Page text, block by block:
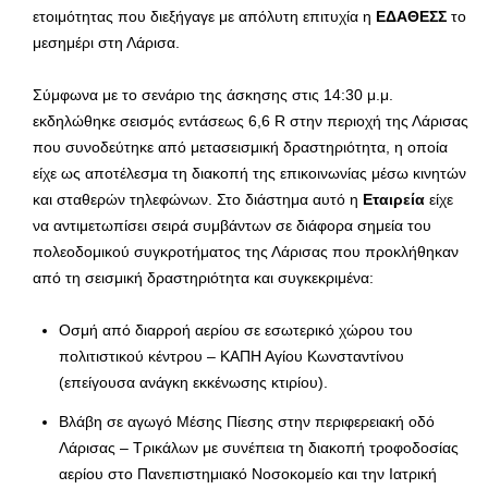
ετοιμότητας που διεξήγαγε με απόλυτη επιτυχία η ΕΔΑΘΕΣΣ το
μεσημέρι στη Λάρισα.
Σύμφωνα με το σενάριο της άσκησης στις 14:30 μ.μ.
εκδηλώθηκε σεισμός εντάσεως 6,6 R στην περιοχή της Λάρισας
που συνοδεύτηκε από μετασεισμική δραστηριότητα, η οποία
είχε ως αποτέλεσμα τη διακοπή της επικοινωνίας μέσω κινητών
και σταθερών τηλεφώνων. Στο διάστημα αυτό η Εταιρεία είχε
να αντιμετωπίσει σειρά συμβάντων σε διάφορα σημεία του
πολεοδομικού συγκροτήματος της Λάρισας που προκλήθηκαν
από τη σεισμική δραστηριότητα και συγκεκριμένα:
Οσμή από διαρροή αερίου σε εσωτερικό χώρου του
πολιτιστικού κέντρου – ΚΑΠΗ Αγίου Κωνσταντίνου
(επείγουσα ανάγκη εκκένωσης κτιρίου).
Βλάβη σε αγωγό Μέσης Πίεσης στην περιφερειακή οδό
Λάρισας – Τρικάλων με συνέπεια τη διακοπή τροφοδοσίας
αερίου στο Πανεπιστημιακό Νοσοκομείο και την Ιατρική